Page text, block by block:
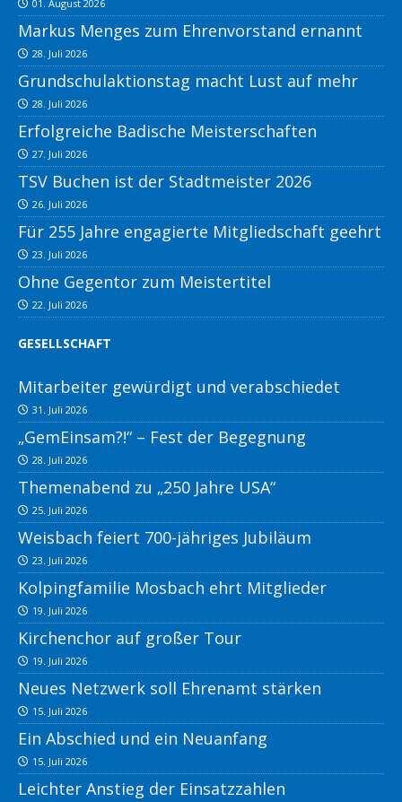
01. August 2026
Markus Menges zum Ehrenvorstand ernannt
28. Juli 2026
Grundschulaktionstag macht Lust auf mehr
28. Juli 2026
Erfolgreiche Badische Meisterschaften
27. Juli 2026
TSV Buchen ist der Stadtmeister 2026
26. Juli 2026
Für 255 Jahre engagierte Mitgliedschaft geehrt
23. Juli 2026
Ohne Gegentor zum Meistertitel
22. Juli 2026
GESELLSCHAFT
Mitarbeiter gewürdigt und verabschiedet
31. Juli 2026
„GemEinsam?!“ – Fest der Begegnung
28. Juli 2026
Themenabend zu „250 Jahre USA“
25. Juli 2026
Weisbach feiert 700-jähriges Jubiläum
23. Juli 2026
Kolpingfamilie Mosbach ehrt Mitglieder
19. Juli 2026
Kirchenchor auf großer Tour
19. Juli 2026
Neues Netzwerk soll Ehrenamt stärken
15. Juli 2026
Ein Abschied und ein Neuanfang
15. Juli 2026
Leichter Anstieg der Einsatzzahlen